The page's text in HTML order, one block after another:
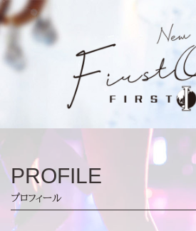
PROFILE
プロフィール